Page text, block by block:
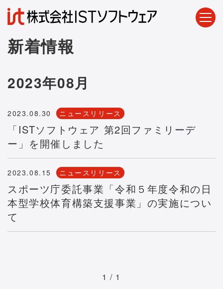
新着情報
2023年08月
2023.08.30 ニュースリリース
「ISTソフトウェア 第2回ファミリーデ
ー」を開催しました
2023.08.15 ニュースリリース
スポーツ庁委託事業「令和５年度令和の日
本型学校体育構築支援事業」の実施につい
て
1 / 1